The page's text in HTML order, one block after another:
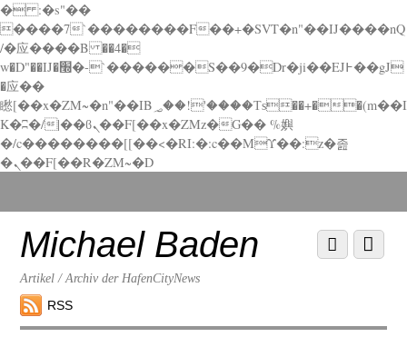
� :�s"��
����7`��������F��+�SVT�n"��IJ����nQ
/�应����B ��4�
w�D"��IJ�׭�-`������S��9�Dr�ji��EJ߅��gJ
�应��
矁[��x�ZM~�n"��IB؃��!'����Тѕ��+��(m��I
K�ʭ�/|��ϐܢ��F[��x�ZMz�G�� %嬩
�/c��������[[��<�RI:�:c��MΎ��:z�졾
�ܢ��F[��R�ZM~�D
down
contentMichael Baden
Artikel / Archiv der HafenCityNews
RSS
Menu
Scroll
down